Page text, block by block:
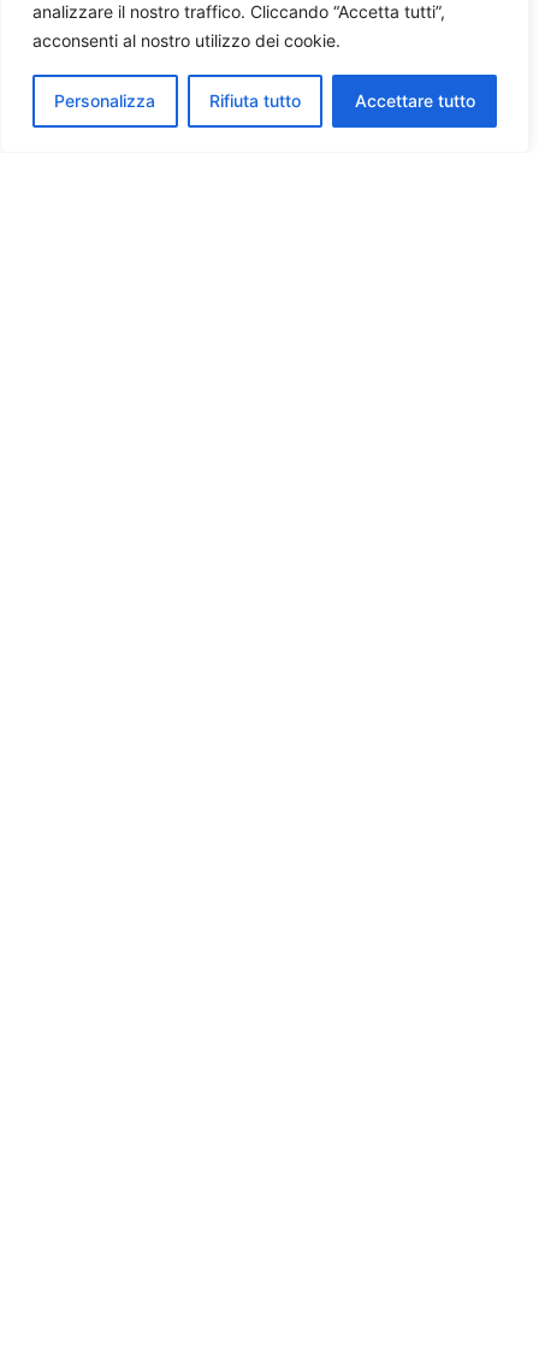
analizzare il nostro traffico. Cliccando “Accetta tutti”,
acconsenti al nostro utilizzo dei cookie.
Personalizza Rifiuta tutto Accettare tutto